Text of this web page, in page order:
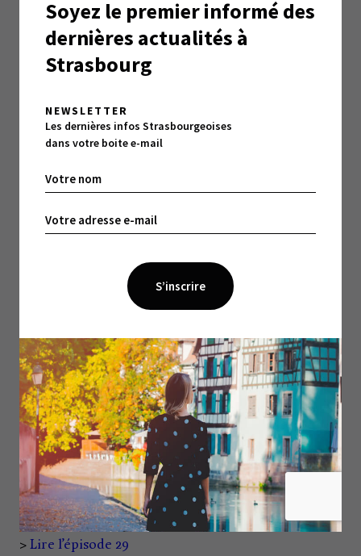
Soyez le premier informé des
dernières actualités à
Strasbourg
NEWSLETTER
Les dernières infos Strasbourgeoises
dans votre boite e-mail
Lire l’épisode 13
Lire l’épisode 14
Lire l’épisode 16
Lire l’épisode 17
Lire l’épisode 18
Lire l’épisode 19
>Lire l’épisode 23
>Lire l’épisode 24
>Lire l’épisode 25
Lire l’épisode 26
Lire l’épisode 27
>Lire l’épisode 28
> Lire l’épisode 29